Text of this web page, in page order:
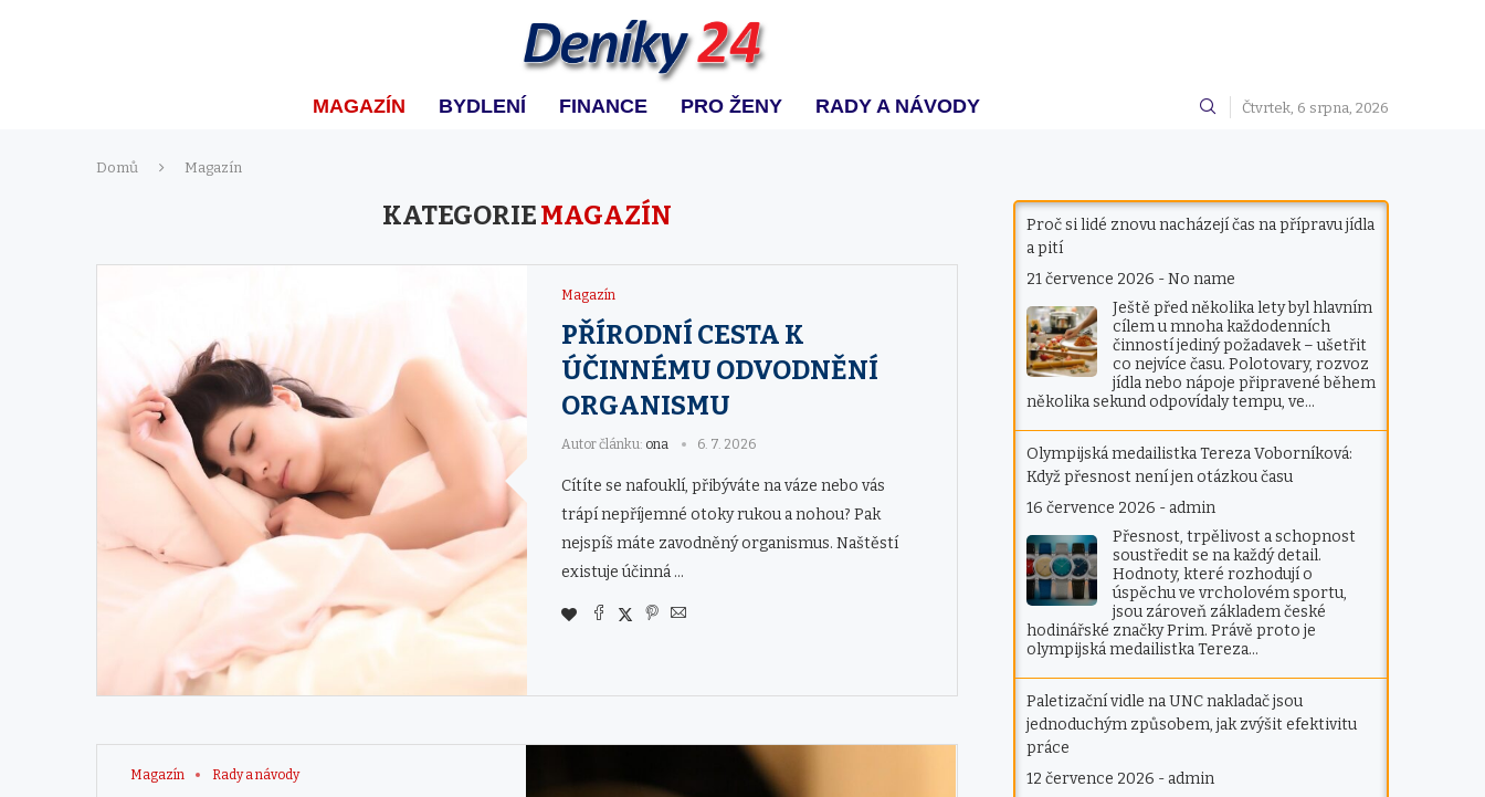
MAGAZÍN BYDLENÍ FINANCE PRO ŽENY RADY A NÁVODY Čtvrtek, 6 srpna, 2026
Domů Magazín
KATEGORIEMAGAZÍN
Magazín
PŘÍRODNÍ CESTA K
ÚČINNÉMU ODVODNĚNÍ
ORGANISMU
Autor článku: ona 6. 7. 2026
Cítíte se nafouklí, přibýváte na váze nebo vás
trápí nepříjemné otoky rukou a nohou? Pak
nejspíš máte zavodněný organismus. Naštěstí
existuje účinná …
Magazín Rady a návody
Proč si lidé znovu nacházejí čas na přípravu jídla
a pití
21 července 2026 -No name
Ještě před několika lety byl hlavním
cílem u mnoha každodenních
činností jediný požadavek – ušetřit
co nejvíce času. Polotovary, rozvoz
jídla nebo nápoje připravené během
několika sekund odpovídaly tempu, ve…
Olympijská medailistka Tereza Voborníková:
Když přesnost není jen otázkou času
16 července 2026 - admin
Přesnost, trpělivost a schopnost
soustředit se na každý detail.
Hodnoty, které rozhodují o
úspěchu ve vrcholovém sportu,
jsou zároveň základem české
hodinářské značky Prim. Právě proto je
olympijská medailistka Tereza…
Paletizační vidle na UNC nakladač jsou
jednoduchým způsobem, jak zvýšit efektivitu
práce
12 července 2026 - admin